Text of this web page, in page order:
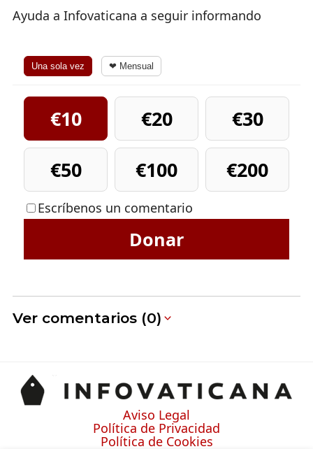
Ayuda a Infovaticana a seguir informando
Una sola vez ❤ Mensual
€10 €20
€30
€50
€100 €200
Escríbenos un comentario
Donar
Ver comentarios (0)
Aviso Legal
Política de Privacidad
Política de Cookies